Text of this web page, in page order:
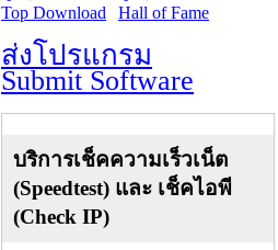
Top Download
Hall of Fame
ส่งโปรแกรม
Submit Software
บริการเช็คความเร็วเน็ต
(Speedtest) และ เช็คไอพี
(Check IP)